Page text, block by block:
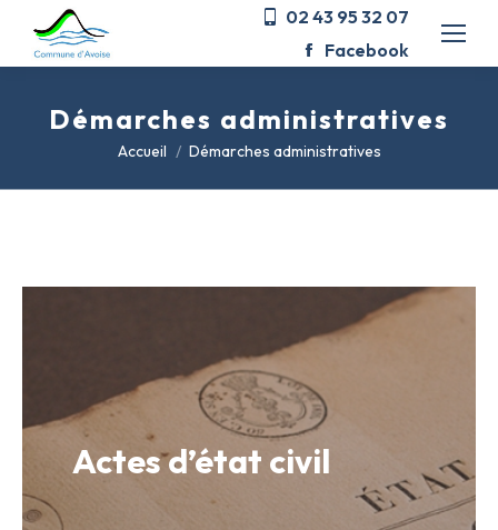
02 43 95 32 07
Facebook
Démarches administratives
Vous êtes ici :
Accueil Démarches administratives
Actes d’état civil